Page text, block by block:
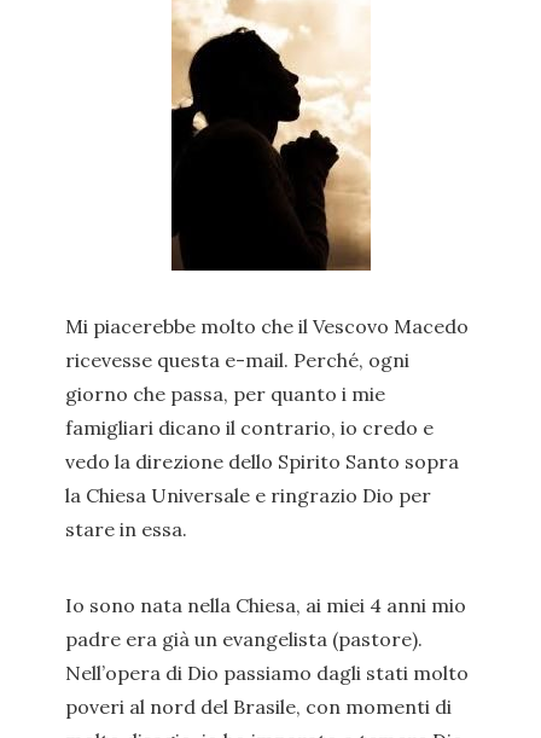
Mi piacerebbe molto che il Vescovo Macedo
ricevesse questa e-mail. Perché, ogni
giorno che passa, per quanto i mie
famigliari dicano il contrario, io credo e
vedo la direzione dello Spirito Santo sopra
la Chiesa Universale e ringrazio Dio per
stare in essa.
Io sono nata nella Chiesa, ai miei 4 anni mio
padre era già un evangelista (pastore).
Nell’opera di Dio passiamo dagli stati molto
poveri al nord del Brasile, con momenti di